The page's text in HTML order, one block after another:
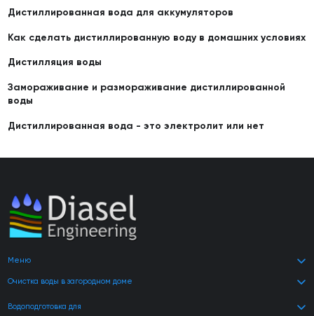
Дистиллированная вода для аккумуляторов
Как сделать дистиллированную воду в домашних условиях
Дистилляция воды
Замораживание и размораживание дистиллированной
воды
Дистиллированная вода - это электролит или нет
Меню
Очистка воды в загородном доме
Водоподготовка для